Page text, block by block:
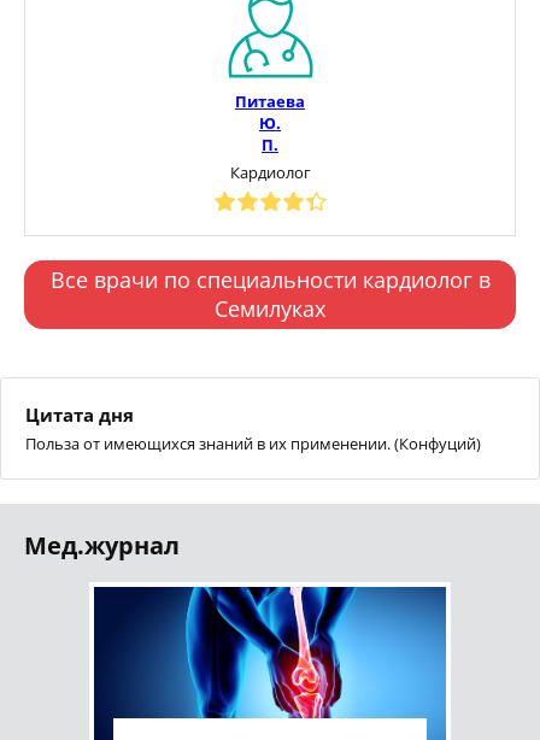
Питаева
Ю.
П.
Кардиолог
Все врачи по специальности кардиолог в
Семилуках
Цитата дня
Польза от имеющихся знаний в их применении. (Конфуций)
Мед.журнал